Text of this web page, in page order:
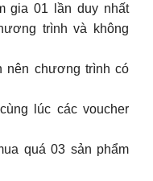
gia 01 lần duy nhất
trình và không
nên chương trình có
lúc các voucher
quá 03 sản phẩm